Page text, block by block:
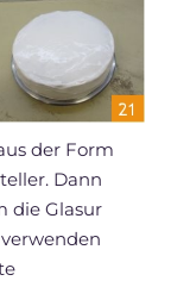
der Form
Dann
die Glasur